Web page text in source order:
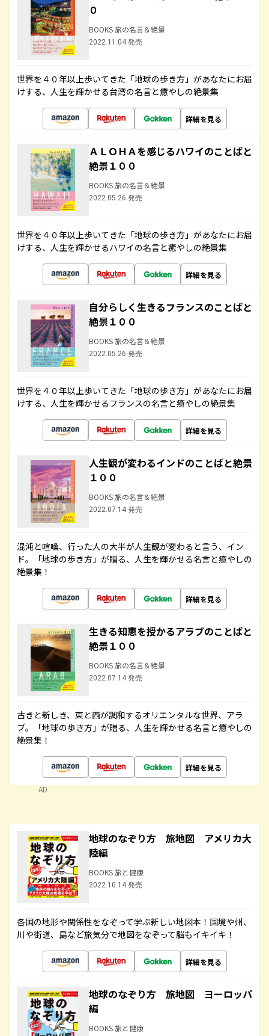
０
BOOKS 旅の名言＆絶景
2022.11.04 発売
世界を４０年以上歩いてきた「地球の歩き方」があなたにお届
けする、人生を輝かせる台湾の名言と癒やしの絶景集
詳細を見る
ＡＬＯＨＡを感じるハワイのことばと
絶景１００
BOOKS 旅の名言＆絶景
2022.05.26 発売
世界を４０年以上歩いてきた「地球の歩き方」があなたにお届
けする、人生を輝かせるハワイの名言と癒やしの絶景集
詳細を見る
自分らしく生きるフランスのことばと
絶景１００
BOOKS 旅の名言＆絶景
2022.05.26 発売
世界を４０年以上歩いてきた「地球の歩き方」があなたにお届
けする、人生を輝かせるフランスの名言と癒やしの絶景集
詳細を見る
人生観が変わるインドのことばと絶景
１００
BOOKS 旅の名言＆絶景
2022.07.14 発売
混沌と喧噪、行った人の大半が人生観が変わると言う、イン
ド。「地球の歩き方」が贈る、人生を輝かせる名言と癒やしの
絶景集！
詳細を見る
生きる知恵を授かるアラブのことばと
絶景１００
BOOKS 旅の名言＆絶景
2022.07.14 発売
古きと新しき、東と西が調和するオリエンタルな世界、アラ
ブ。「地球の歩き方」が贈る、人生を輝かせる名言と癒やしの
絶景集！
詳細を見る
AD
地球のなぞり方 旅地図 アメリカ大
陸編
BOOKS 旅と健康
2022.10.14 発売
各国の地形や関係性をなぞって学ぶ新しい地図本！国境や州、
川や街道、島など旅気分で地図をなぞって脳もイキイキ！
詳細を見る
地球のなぞり方 旅地図 ヨーロッパ
編
BOOKS 旅と健康